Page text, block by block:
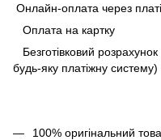
Онлайн-оплата через
Оплата на картку
Безготівковий
будь-яку платіжну систему)
100% оригінальний